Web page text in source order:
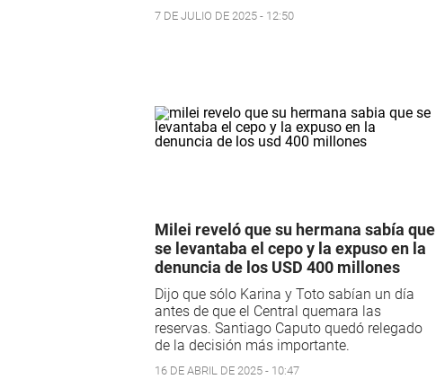
7 DE JULIO DE 2025 - 12:50
Milei reveló que su hermana sabía que
se levantaba el cepo y la expuso en la
denuncia de los USD 400 millones
Dijo que sólo Karina y Toto sabían un día
antes de que el Central quemara las
reservas. Santiago Caputo quedó relegado
de la decisión más importante.
16 DE ABRIL DE 2025 - 10:47